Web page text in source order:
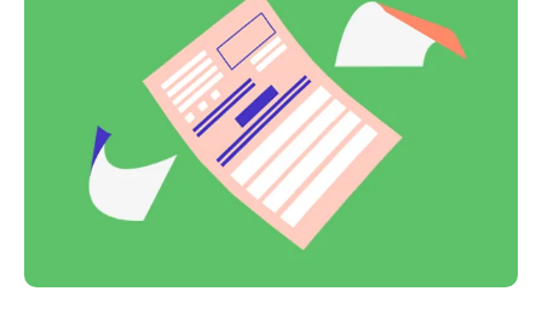
Katalog doplňků
mini akademie
Fakturační poradna